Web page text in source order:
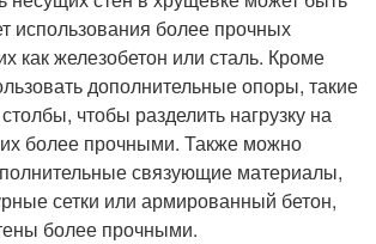
использования более прочных
как железобетон или сталь. Кроме
дополнительные опоры, такие
чтобы разделить нагрузку на
более прочными. Также можно
связующие материалы,
сетки или армированный бетон,
более прочными.